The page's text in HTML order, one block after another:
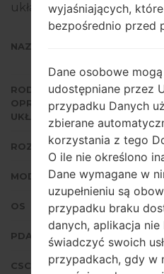
układowego na
NAZWA PLIKU
GT-
RODZAJ
OPROGRAMOWANIA
UKŁADOWEGO
ROZMIAR PLIKU
MODEL
OS
PDA/AP WERSJA
CSC WERSJA
wyjaśniających,
bezpośrednio przed
Dane osobowe
udostępniane przez
przypadku Danych
zbierane
korzystania z tego
O ile nie określono
Dane wymagane w
uzupełnieniu są
przypadku braku
danych, aplikacja nie
świadczyć swoich
przypadkach, gdy w